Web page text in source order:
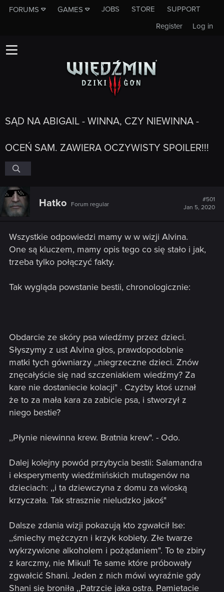
FORUMS GAMES JOBS STORE
SUPPORT
Log in
Register
SĄD NA ABIGAIL - WINNA, CZY NIEWINNA -
OCEŃ SAM. ZAWIERA OCZYWISTY SPOILER!!!
Hatko Forum regular
#501
Jan 5, 2020
Wszystkie odpowiedzi mamy w w wizji Alvina.
One są kluczem, mamy opis tego co się stało i jak,
trzeba tylko połączyć fakty.
Tak wygląda powstanie bestii, chronologicznie:
Obdarcie ze skóry psa wiedźmy przez dzieci.
Słyszymy z ust Alvina głos, prawdopodobnie
matki tych gówniarzy ,,niegrzeczne dzieci. Znów
znęcałyście się nad szczeniakiem wiedźmy? Za
kare nie dostaniecie kolacji" . Czyżby ktoś uznał
że to za mała kara za zabicie psa, i stworzył z
niego bestie?
,,Płynie niewinna krew. Bratnia krew". - Odo.
Dalej kolejny powód przybycia bestii: Salamandra
i eksperymenty wiedźmińskich mutagenów na
dzieciach: ,,i ta dziewczyna z domu za wioską
krzyczała. Tak strasznie nieludzko jakoś"
Dalsze zdania wizji pokazują kto zgwałcił Ise:
,,śmiechy mężczyzn i krzyk kobiety. Złe twarze
wykrzywione alkoholem i pożądaniem". To te zbiry
z karczmy, nie Mikul! Te same które próbowały
zgwałcić Shani. Jeden z nich mówi wyraźnie gdy
Shani się broniła ,,Patrzcie jaka ostra. Pamietacie